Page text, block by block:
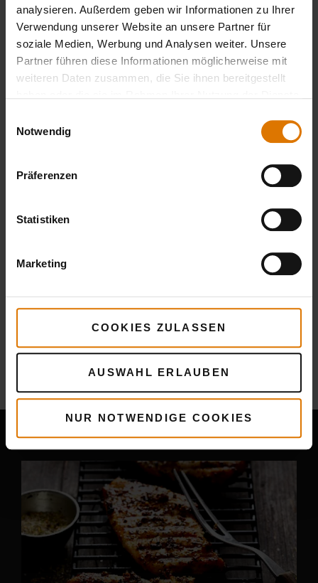
analysieren. Außerdem geben wir Informationen zu Ihrer
Verwendung unserer Website an unsere Partner für
soziale Medien, Werbung und Analysen weiter. Unsere
Partner führen diese Informationen möglicherweise mit
weiteren Daten zusammen, die Sie ihnen bereitgestellt
Notwendig
Präferenzen
Statistiken
Marketing
COOKIES ZULASSEN
AUSWAHL ERLAUBEN
NUR NOTWENDIGE COOKIES
MehrRezepte